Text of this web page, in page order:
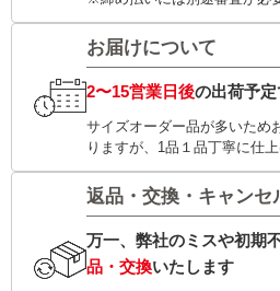
お届けについて
2〜15営業日後の出荷予
サイズオーダー品が多いため
りますが、1品１品丁寧に仕
返品・交換・キャンセ
万一、弊社のミスや初期
品・交換いたします